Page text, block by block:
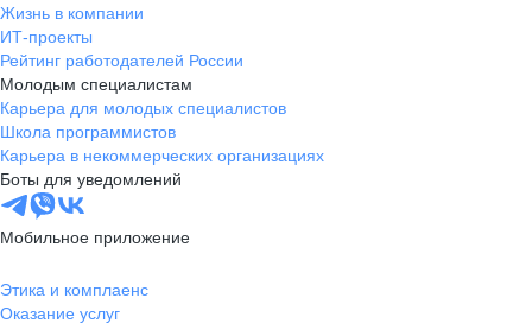
Жизнь в компании
ИТ-проекты
Рейтинг работодателей России
Молодым специалистам
Карьера для молодых специалистов
Школа программистов
Карьера в некоммерческих организациях
Боты для уведомлений
Мобильное приложение
Этика и комплаенс
Оказание услуг